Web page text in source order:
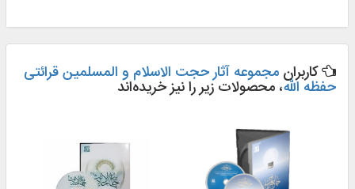
کاربران مجموعه آثار حجت الاسلام و المسلمین قرائتی
حفظه الله، محصولات زیر را نیز خریده‌اند